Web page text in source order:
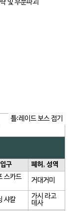
및 부분파괴
틀:레이드 보스 접기
구 폐허, 성역
스카드
거대거미
샤칼
가시 라고
데사